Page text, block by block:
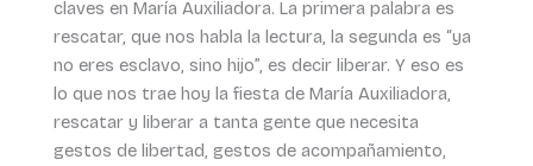
claves en María Auxiliadora. La primera palabra es
rescatar, que nos habla la lectura, la segunda es “ya
no eres esclavo, sino hijo”, es decir liberar. Y eso es
lo que nos trae hoy la fiesta de María Auxiliadora,
rescatar y liberar a tanta gente que necesita
gestos de libertad, gestos de acompañamiento,